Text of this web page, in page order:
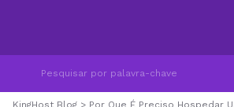
KingHost Blog > Por Que É Preciso Hospedar